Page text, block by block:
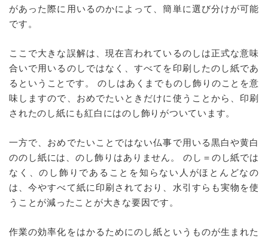
があった際に用いるのかによって、簡単に選び分けが可能
です。
ここで大きな誤解は、現在言われているのしは正式な意味
合いで用いるのしではなく、すべてを印刷したのし紙であ
るということです。 のしはあくまでものし飾りのことを意
味しますので、おめでたいときだけに使うことから、印刷
されたのし紙にも紅白にはのし飾りがついています。
一方で、おめでたいことではない仏事で用いる黒白や黄白
ののし紙には、のし飾りはありません。 のし＝のし紙では
なく、のし飾りであることを知らない人がほとんどなの
は、今やすべて紙に印刷されており、水引すらも実物を使
うことが減ったことが大きな要因です。
作業の効率化をはかるためにのし紙というものが生まれた